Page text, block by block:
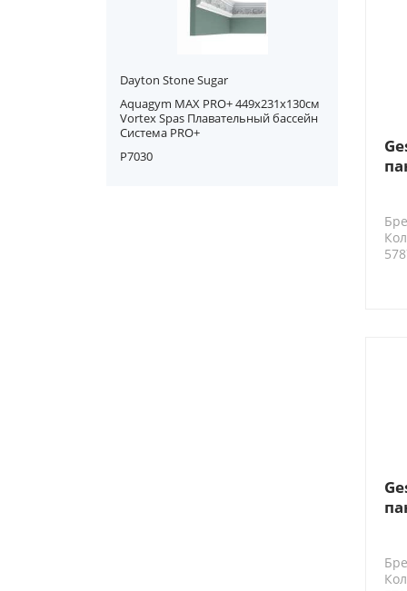
Dayton Stone Sugar
Aquagym MAX PRO+ 449х231x130см
Vortex Spas Плавательный бассейн
Система PRO+
P7030